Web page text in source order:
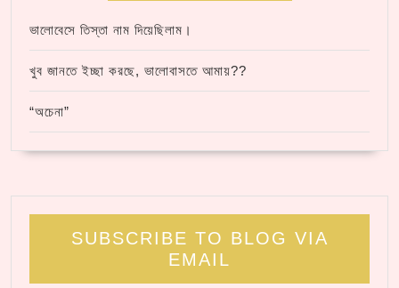
ভালোবেসে তিস্তা নাম দিয়েছিলাম।
খুব জানতে ইচ্ছা করছে, ভালোবাসতে আমায়??
“অচেনা”
SUBSCRIBE TO BLOG VIA
EMAIL